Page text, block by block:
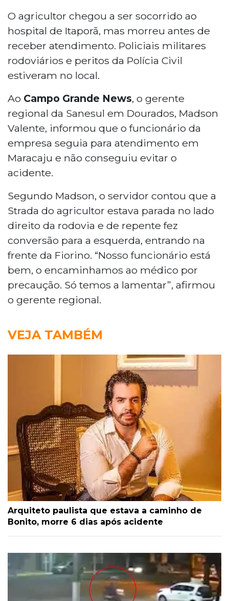
O agricultor chegou a ser socorrido ao
hospital de Itaporã, mas morreu antes de
receber atendimento. Policiais militares
rodoviários e peritos da Polícia Civil
estiveram no local.
Ao Campo Grande News, o gerente
regional da Sanesul em Dourados, Madson
Valente, informou que o funcionário da
empresa seguia para atendimento em
Maracaju e não conseguiu evitar o
acidente.
Segundo Madson, o servidor contou que a
Strada do agricultor estava parada no lado
direito da rodovia e de repente fez
conversão para a esquerda, entrando na
frente da Fiorino. “Nosso funcionário está
bem, o encaminhamos ao médico por
precaução. Só temos a lamentar”, afirmou
o gerente regional.
VEJA TAMBÉM
Arquiteto paulista que estava a caminho de
Bonito, morre 6 dias após acidente